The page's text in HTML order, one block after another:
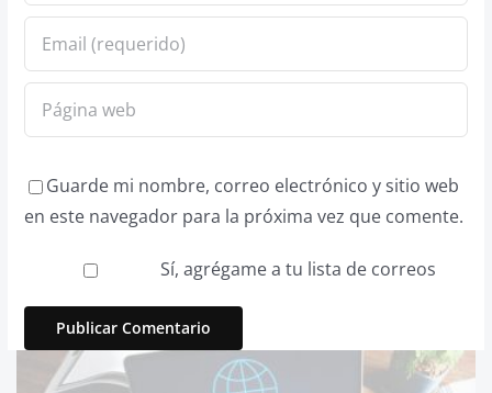
Guarde mi nombre, correo electrónico y sitio web
en este navegador para la próxima vez que comente.
Sí, agrégame a tu lista de correos